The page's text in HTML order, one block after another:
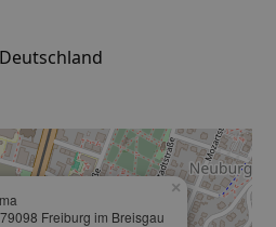
Freiburg im Breisgau
×